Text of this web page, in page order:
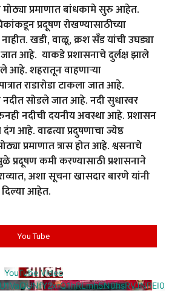
मोठ्या प्रमाणात बांधकामे सुरु आहेत.
प्रदूषण रोखण्यासाठीच्या
खडी, वाळू, क्रश सॅंड यांची उघड्या
आहे. याकडे प्रशासनाचे दुर्लक्ष झाले
आहे. शहरातून वाहणाऱ्या
राडारोडा टाकला जात आहे.
नदीत सोडले जात आहे. नदी सुधारवर
नदीची दयनीय अवस्था आहे. प्रशासन
आहे. वाढत्या प्रदुषणाचा ज्येष्ठ
प्रमाणात त्रास होत आहे. श्वसनाचे
प्रदूषण कमी करण्यासाठी प्रशासनाने
अशा सूचना खासदार बारणे यांनी
दिल्या आहेत.
You Tube
YouTube Video